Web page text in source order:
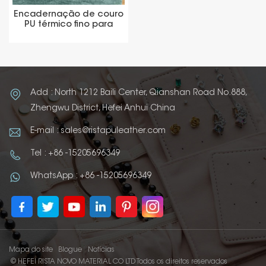
Encadernação de couro
PU térmico fino para
Add : North 1212 Baili Center, Qianshan Road No.888,
Zhengwu District, Hefei Anhui China
E-mail : sales@ristapuleather.com
Tel : +86 -15205696349
WhatsApp : +86 -15205696349
Mapa do site Blogue
Notícias
© HEFEI RISTA NOVO MATERIAL CO LTD Todos os direitos reservados